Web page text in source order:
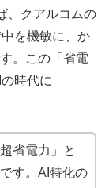
、クアルコムの
を機敏に、か
す。この「省電
時代に
省電力」と
す。AI特化の